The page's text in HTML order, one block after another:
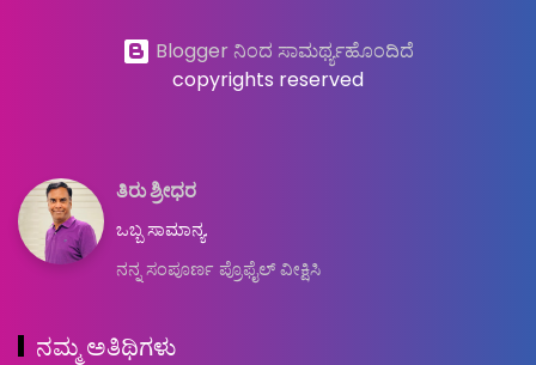
Blogger ನಿಂದ ಸಾಮರ್ಥ್ಯಹೊಂದಿದೆ
copyrights reserved
ತಿರು ಶ್ರೀಧರ
ಒಬ್ಬ ಸಾಮಾನ್ಯ.
ನನ್ನ ಸಂಪೂರ್ಣ ಪ್ರೊಫೈಲ್ ವೀಕ್ಷಿಸಿ
ನಮ್ಮ ಅತಿಥಿಗಳು